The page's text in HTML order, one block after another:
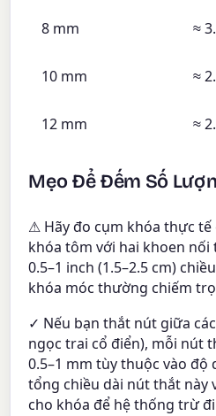
8 mm ≈
10 mm ≈
12 mm ≈
Mẹo Để Đếm Số
⚠ Hãy đo cụm khóa thực
khóa tôm với hai khoen
0.5–1 inch (1.5–2.5 cm)
khóa móc thường chiếm
✓ Nếu bạn thắt nút giữa
ngọc trai cổ điển), mỗi nút
0.5–1 mm tùy thuộc vào độ
tổng chiều dài nút thắt này
cho khóa để hệ thống trừ